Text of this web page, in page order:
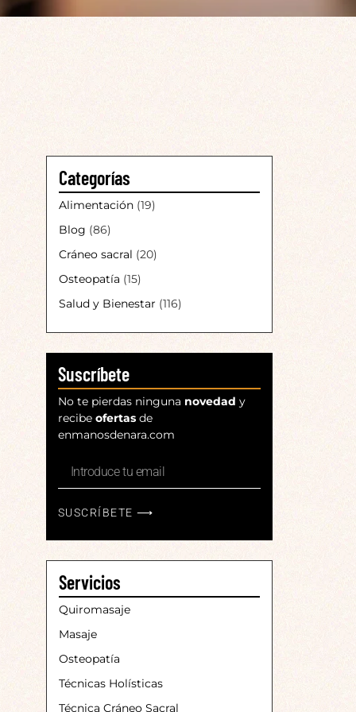
Categorías
Alimentación(19)
Blog (86)
Cráneo sacral (20)
Osteopatía (15)
Salud y Bienestar (116)
Suscríbete
No te pierdas ninguna novedad y
recibe ofertasde
enmanosdenara.com
SUSCRÍBETE ⟶
Servicios
Quiromasaje
Masaje
Osteopatía
Técnicas Holísticas
Técnica Cráneo Sacral